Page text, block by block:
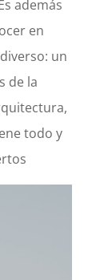
además
en
un
de la
todo y